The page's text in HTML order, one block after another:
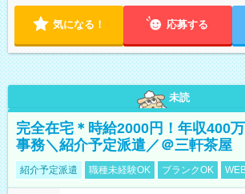
気になる！ 応募する
未読
完全在宅＊時給2000円！年収400
事務＼紹介予定派遣／＠三軒茶屋
紹介予定派遣 職種未経験OK ブランクOK